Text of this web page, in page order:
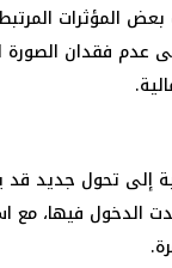
المؤثرات
عدم فقدان الصورة
إلى تحول جديد
الدخول فيها، مع